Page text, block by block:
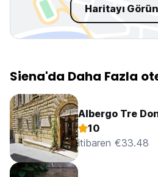
Haritayı
Siena'da Daha Fazla
Albergo Tre
10
itibaren €33.48